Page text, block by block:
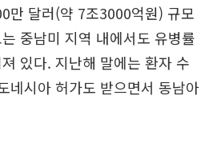
만 달러(약 7조3000억원) 규모
중남미 지역 내에서도 유병률
있다. 지난해 말에는 환자 수
네시아 허가도 받으면서 동남아